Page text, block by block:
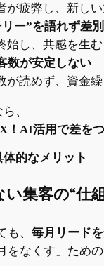
が疲弊し、新し
ー”を語れず差
始し、共感を生
数が安定しない
が読めず、資金繰
、
！AI活用で差を
的なメリット
集客の“仕
、 毎月リード
をなくす」ための